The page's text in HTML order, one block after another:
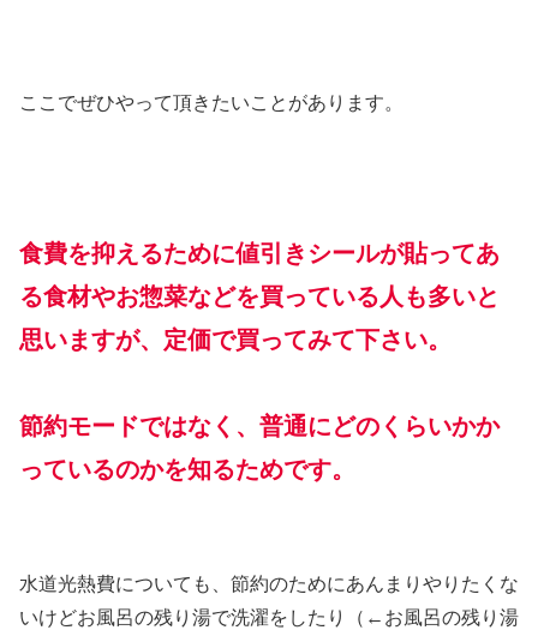
ここでぜひやって頂きたいことがあります。
食費を抑えるために値引きシールが貼ってあ
る食材やお惣菜などを買っている人も多いと
思いますが、定価で買ってみて下さい。
節約モードではなく、普通にどのくらいかか
っているのかを知るためです。
水道光熱費についても、節約のためにあんまりやりたくな
いけどお風呂の残り湯で洗濯をしたり（←お風呂の残り湯